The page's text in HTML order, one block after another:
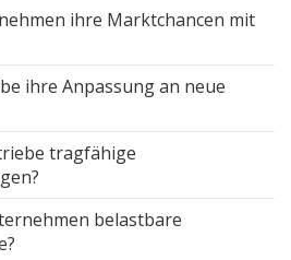
ihre Marktchancen mit
ihre Anpassung an neue
tragfähige
belastbare